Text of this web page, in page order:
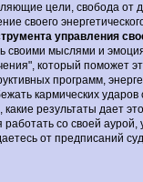
цели, свобода от
своего
управления
своими мыслями и
который поможет
программ,
кармических
результаты дает
со своей
от предписаний